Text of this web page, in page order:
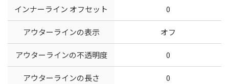
インナーライン オフセット 0
アウターラインの表示 オフ
アウターラインの不透明度 0
アウターラインの長さ 0